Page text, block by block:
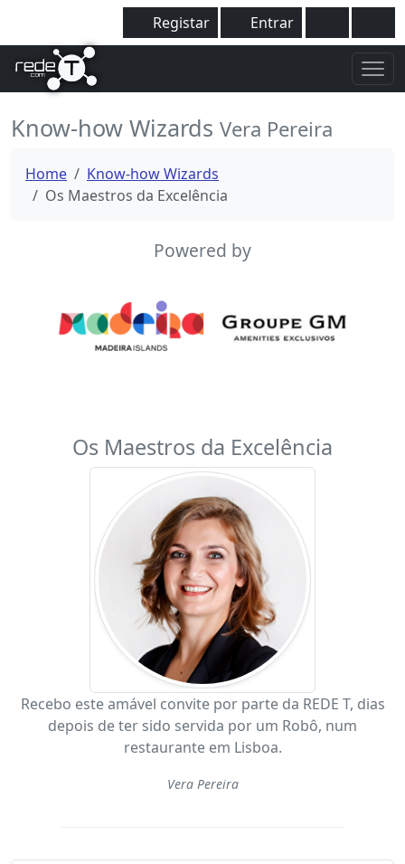
Registar Entrar
Know-how Wizards Vera Pereira
Home
Know-how Wizards
Os Maestros da Excelência
Powered by
Os Maestros da Excelência
Recebo este amável convite por parte da REDE T, dias
depois de ter sido servida por um Robô, num
restaurante em Lisboa.
Vera Pereira